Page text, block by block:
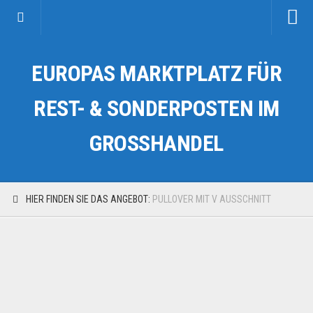
Kategorien
Auto & Motorrad
Fahrzeuge & Transport
EUROPAS MARKTPLATZ FÜR
REST- & SONDERPOSTEN IM
GROSSHANDEL
HIER FINDEN SIE DAS ANGEBOT: PULLOVER MIT V AUSSCHNITT